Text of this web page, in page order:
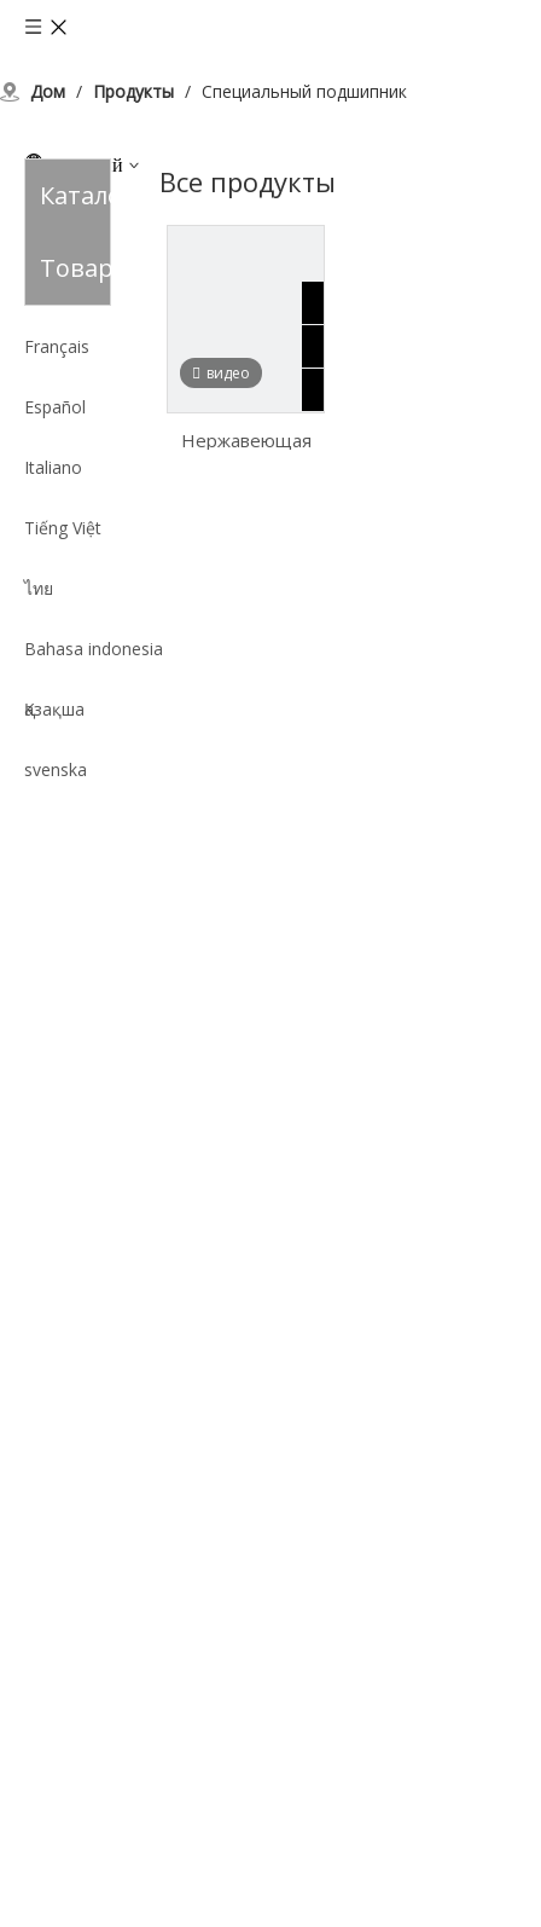
Pусский
Français
Español
Italiano
Tiếng Việt
ไทย
Bahasa indonesia
Қазақша
svenska
Дом / Продукты / Специальный подшипник
Каталог
Tоваров
Все продукты
видео
Нержавеющая